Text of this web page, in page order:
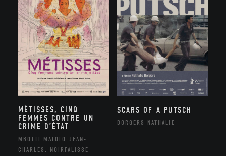
MÉTISSES, CINQ
FEMMES CONTRE UN
CRIME D’ÉTAT
MBOTTI MALOLO JEAN-
CHARLES, NOIRFALISSE
SCARS OF A PUTSCH
BORGERS NATHALIE